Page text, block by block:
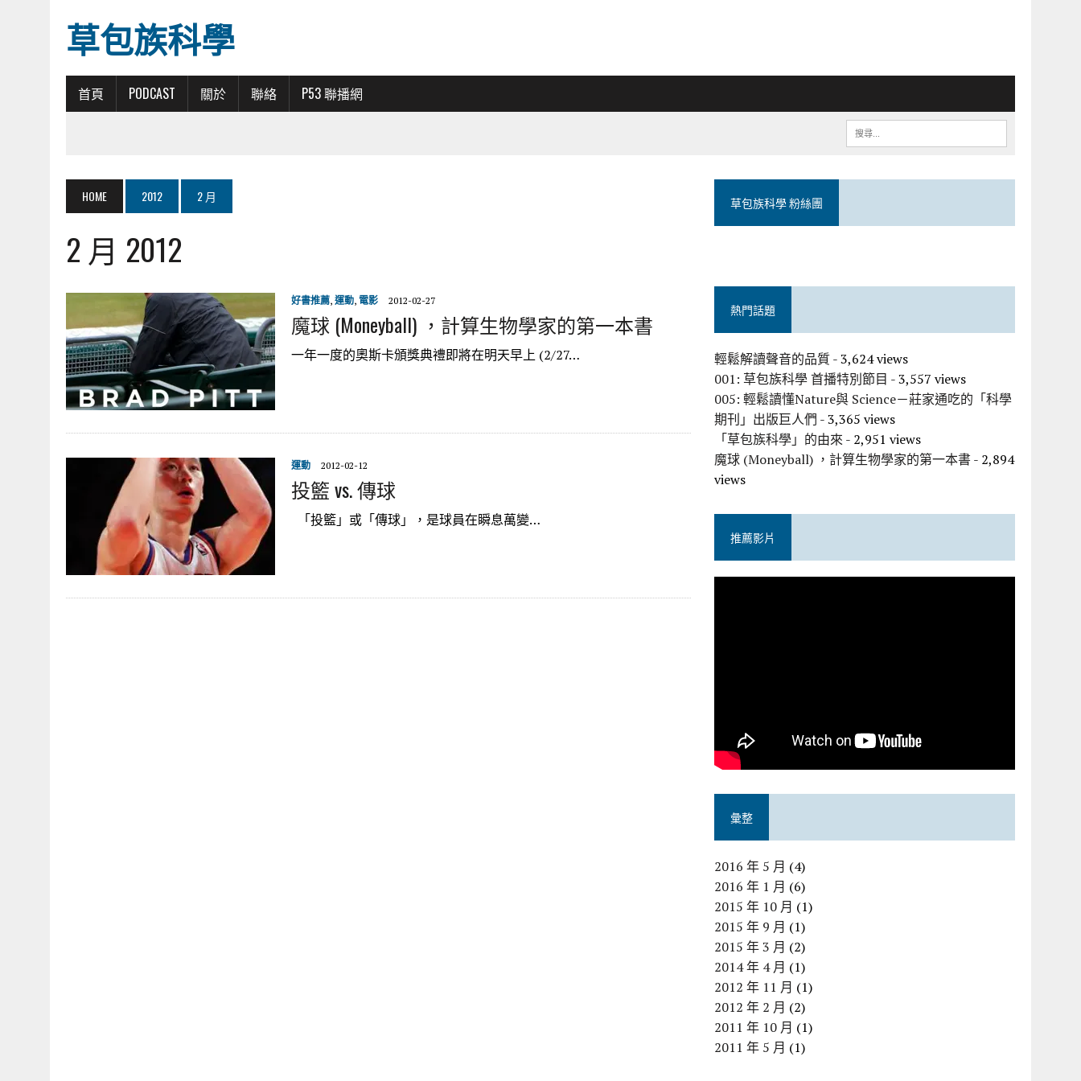
草包族科學
首頁 PODCAST 關於 聯絡 P53 聯播網
HOME 2012 2 月
2 月 2012
好書推薦, 運動, 電影 2012-02-27
魔球 (Moneyball) ，計算生物學家的第一本書
一年一度的奧斯卡頒獎典禮即將在明天早上 (2/27…
運動 2012-02-12
投籃 vs. 傳球
「投籃」或「傳球」，是球員在瞬息萬變…
草包族科學 粉絲團
熱門話題
輕鬆解讀聲音的品質- 3,624 views
001: 草包族科學 首播特別節目 - 3,557 views
005: 輕鬆讀懂Nature與 Science－莊家通吃的「科學
期刊」出版巨人們 - 3,365 views
「草包族科學」的由來 - 2,951 views
魔球 (Moneyball) ，計算生物學家的第一本書- 2,894
views
推薦影片
彙整
2016 年 5 月 (4)
2016 年 1 月 (6)
2015 年 10 月 (1)
2015 年 9 月 (1)
2015 年 3 月 (2)
2014 年 4 月 (1)
2012 年 11 月 (1)
2012 年 2 月 (2)
2011 年 10 月 (1)
2011 年 5 月 (1)